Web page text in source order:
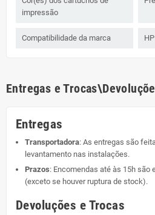
impressão
Compatibilidade da marca HP
Entregas e
Entregas
Transportadora: As entregas são
levantamento nas instalações.
Prazos: Encomendas até às 15h são
(exceto se houver ruptura de stock).
Devoluções e Trocas